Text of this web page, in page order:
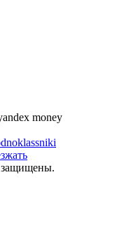
защищены.